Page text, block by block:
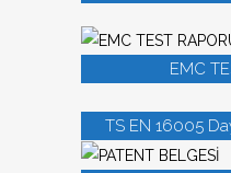
EMC
TS EN 16005